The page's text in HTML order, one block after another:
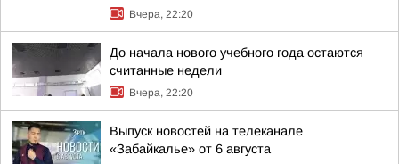
Вчера, 22:20
До начала нового учебного года остаются
считанные недели
Вчера, 22:20
Выпуск новостей на телеканале
«Забайкалье» от 6 августа